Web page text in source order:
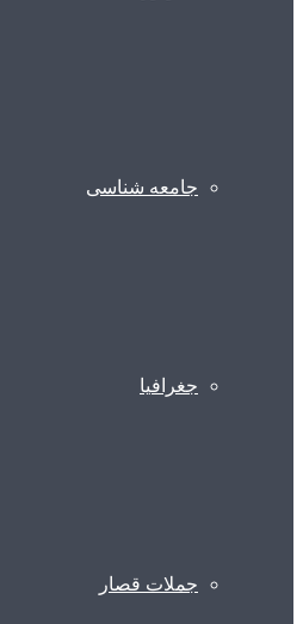
جامعه شناسی
جغرافیا
جملات قصار